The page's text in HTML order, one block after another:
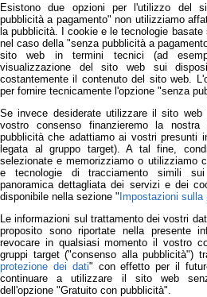
Esistono due opzioni per l'utilizzo del
pubblicità a pagamento" non utilizziamo
la pubblicità. I cookie e le tecnologie
nel caso della "senza pubblicità a
sito web in termini tecnici (ad
visualizzazione del sito web sui
costantemente il contenuto del sito web.
per fornire tecnicamente l'opzione "senza
Se invece desiderate utilizzare il sito web
vostro consenso finanzieremo la
pubblicità che adattiamo ai vostri presunti
legata al gruppo target). A tal fine,
selezionate e memorizziamo o utilizziamo
e tecnologie di tracciamento simili
panoramica dettagliata dei servizi e dei
disponibile nella sezione " Impostazioni
Le informazioni sul trattamento dei vostri
proposito sono riportate nella presente
revocare in qualsiasi momento il vostro
gruppi target ("consenso alla pubblicità")
protezione dei dati" con effetto per il
continuare a utilizzare il sito web
dell'opzione "Gratuito con pubblicità".